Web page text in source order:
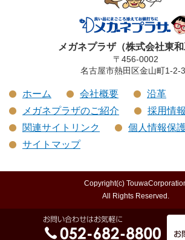
メガネプラザ（株式会社東和
〒456-0002
名古屋市熱田区金山町1-2-
ホーム 会社概要
沿革
メガネプラザのご紹介
採用情報
関連サイトリンク
個人情報保
サイトマップ
Copyright(c)
All Rights Reserved.